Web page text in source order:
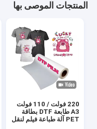
المنتجات الموصى بها
220 فولت / 110 فولت
A3 طابعة DTF بطاقة
PET آلة طباعة فيلم لنقل